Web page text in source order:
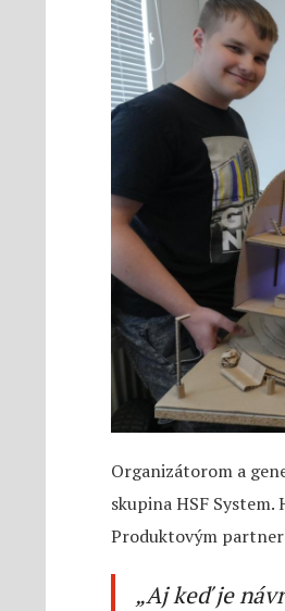
Organizátorom a
skupina HSF
Produktovým
„Aj keď je